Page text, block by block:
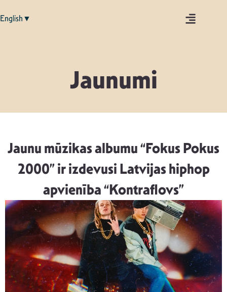
English▼
Jaunumi
Jaunu mūzikas albumu “Fokus Pokus
2000” ir izdevusi Latvijas hiphop
apvienība “Kontraflovs”